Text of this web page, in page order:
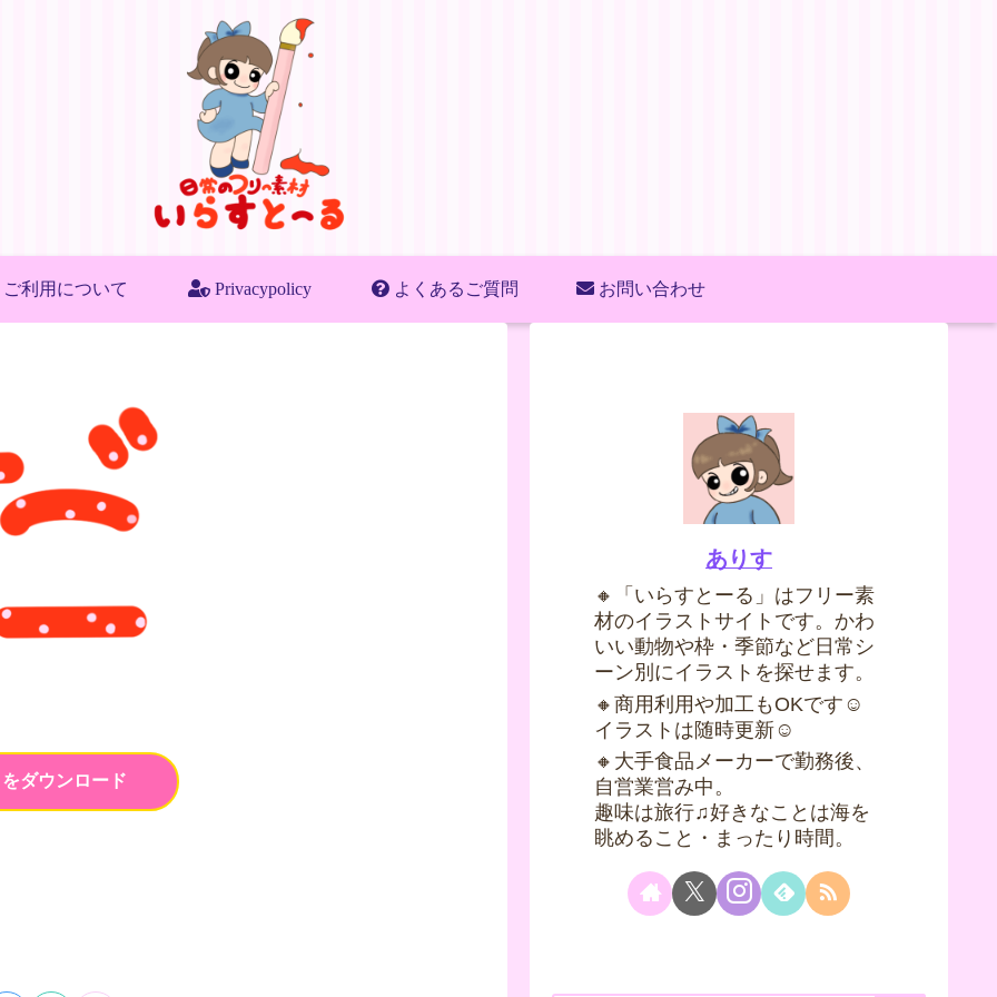
ご利用について Privacypolicy よくあるご質問 お問い合わせ
ダウンロード
ありす
🔸「いらすとーる」はフリー素
材のイラストサイトです。かわ
いい動物や枠・季節など日常シ
ーン別にイラストを探せます。
🔸商用利用や加工もOKです☺
イラストは随時更新☺
🔸大手食品メーカーで勤務後、
自営業営み中。
趣味は旅行♫好きなことは海を
眺めること・まったり時間。